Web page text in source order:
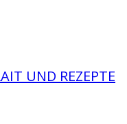
UND REZEPTE